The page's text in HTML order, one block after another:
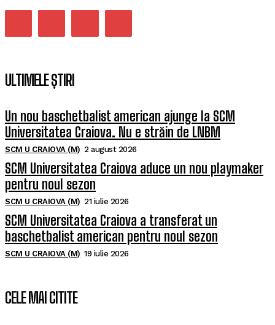
ULTIMELE ȘTIRI
Un nou baschetbalist american ajunge la SCM
Universitatea Craiova. Nu e străin de LNBM
SCM U CRAIOVA (M) 2 august 2026
SCM Universitatea Craiova aduce un nou playmaker
pentru noul sezon
SCM U CRAIOVA (M) 21 iulie 2026
SCM Universitatea Craiova a transferat un
baschetbalist american pentru noul sezon
SCM U CRAIOVA (M) 19 iulie 2026
CELE MAI CITITE